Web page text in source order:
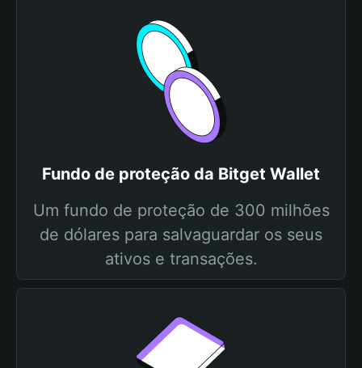
Fundo de proteção da Bitget Wallet
Um fundo de proteção de 300 milhões
de dólares para salvaguardar os seus
ativos e transações.